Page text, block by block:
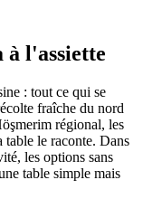
à l'assiette
: tout ce qui se
fraîche du nord
régional, les
table le raconte. Dans
les options sans
table simple mais